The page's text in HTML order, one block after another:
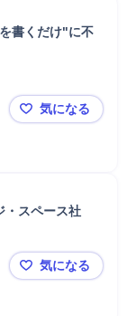
書くだけ"に不
【AI業務改
気になる
・スペース社
信号データ
気になる